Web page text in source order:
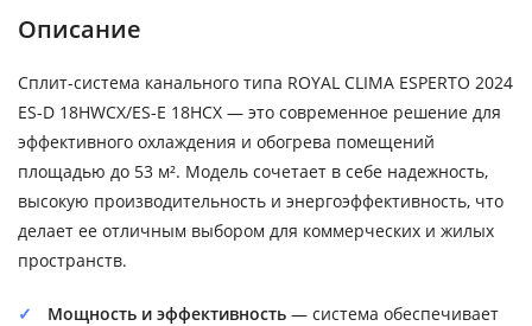
Описание
Сплит-система канального типа ROYAL CLIMA ESPERTO 2024
ES-D 18HWCX/ES-E 18HСX — это современное решение для
эффективного охлаждения и обогрева помещений
площадью до 53 м². Модель сочетает в себе надежность,
высокую производительность и энергоэффективность, что
делает ее отличным выбором для коммерческих и жилых
пространств.
Мощность и эффективность — система обеспечивает